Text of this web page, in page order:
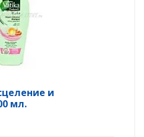
и
мл.